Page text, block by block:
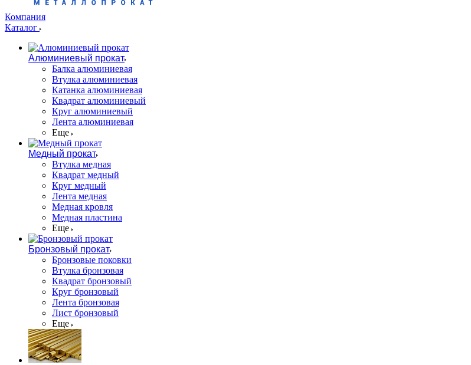
Компания
Каталог
Алюминиевый прокат
Балка алюминиевая
Втулка алюминиевая
Катанка алюминиевая
Квадрат алюминиевый
Круг алюминиевый
Лента алюминиевая
Еще
Медный прокат
Втулка медная
Квадрат медный
Круг медный
Лента медная
Медная кровля
Медная пластина
Еще
Бронзовый прокат
Бронзовые поковки
Втулка бронзовая
Квадрат бронзовый
Круг бронзовый
Лента бронзовая
Лист бронзовый
Еще